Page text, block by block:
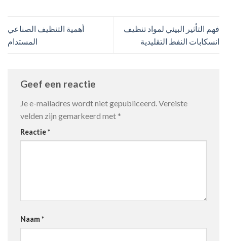
أهمية التنظيف الصناعي
المستدام
فهم التأثير البيئي لمواد تنظيف
انسكابات النفط التقليدية
Geef een reactie
Je e-mailadres wordt niet gepubliceerd. Vereiste
velden zijn gemarkeerd met *
Reactie*
Naam*